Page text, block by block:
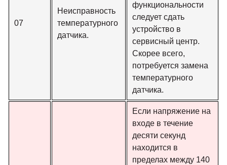
07
Неисправность
температурного
датчика.
функциональности
следует сдать
устройство в
сервисный центр.
Скорее всего,
потребуется замена
температурного
датчика.
Если напряжение на
входе в течение
десяти секунд
находится в
пределах между 140